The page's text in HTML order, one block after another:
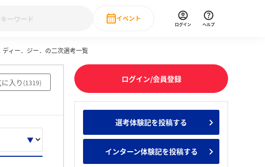
みんなの新卒就職人気企業ランキング みんなのインターン人気企業ランキ
28卒 IT・DX現場社員インタビュー
イベント
直近のイベント一覧
ログイン ヘルプ
ィー．ジー．の二次選考一覧
入り (1319)
ログイン/会員登録
選考体験記を投稿する
インターン体験記を投稿する